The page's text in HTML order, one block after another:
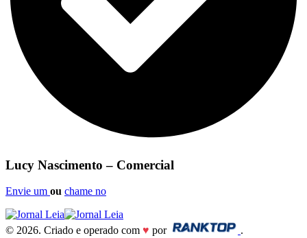
Lucy Nascimento – Comercial
Envie um ou chame no
© 2026. Criado e operado com ♥ por
.